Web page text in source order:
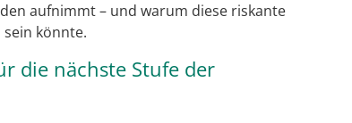
aufnimmt – und warum diese riskante
könnte.
die nächste Stufe der